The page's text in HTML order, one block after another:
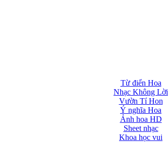
Từ điển Hoa
Nhạc Không Lời
Vườn Tí Hon
Ý nghĩa Hoa
Ảnh hoa HD
Sheet nhạc
Khoa học vui